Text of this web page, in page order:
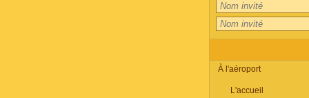
À l'aéroport
L'accueil